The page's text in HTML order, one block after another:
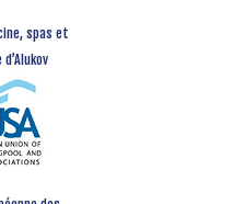
spas et